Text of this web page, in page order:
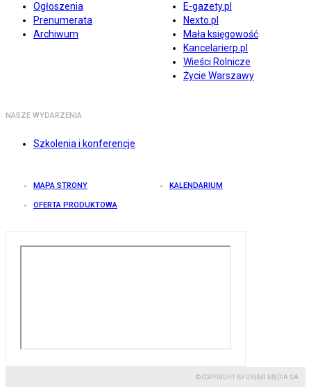
Ogłoszenia
Prenumerata
Archiwum
E-gazety.pl
Nexto.pl
Mała księgowość
Kancelarierp.pl
Wieści Rolnicze
Życie Warszawy
NASZE WYDARZENIA
Szkolenia i konferencje
MAPA STRONY KALENDARIUM
OFERTA PRODUKTOWA
© COPYRIGHT BY GREMI MEDIA SA